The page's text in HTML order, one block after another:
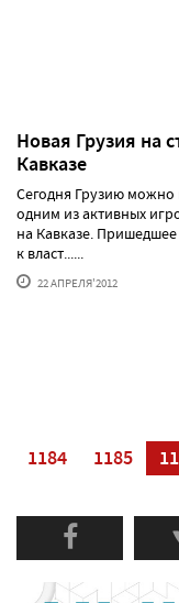
Новая Грузия на
Кавказе
Сегодня Грузию можно
одним из активных
на Кавказе. Пришедшее
к власт......
22 АПРЕЛЯ'2012
1184 1185